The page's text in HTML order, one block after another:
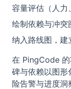
容量评估（人力
绘制依赖与冲突
纳入路线图，建
在 PingCode
碑与依赖以图形
险告警与进度